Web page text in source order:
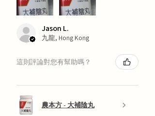
Jason L.
九龍, Hong Kong
這則評論對您有幫助嗎？
農本方 - 大補陰丸